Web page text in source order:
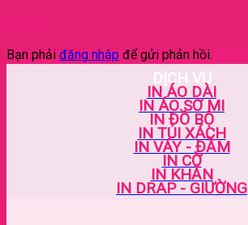
Bạn phải đăng nhập để gửi phản hồi.
DỊCH VỤ
IN ÁO DÀI
IN ÁO SƠ MI
IN ĐỒ BỘ
IN TÚI XÁCH
IN VÁY - ĐẦM
IN CỜ
IN KHĂN
IN DRAP - GIƯỜNG